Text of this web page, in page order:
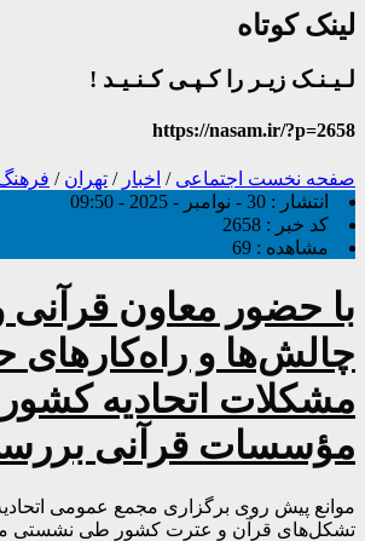
لینک کوتاه
لـیـنـک زیـر را کـپـی کـنـیـد !
https://nasam.ir/?p=2658
صفحه نخست اجتماعی / اخبار / تهران /
انتشار : 30 - نوامبر - 2025 - 09:50
کد خبر : 2658
مشاهده : 69
با حضور معاون قرآنی
چالش‌ها و راه‌کارهای
مشکلات اتحادیه
مؤسسات قرآنی
موانع پیش روی برگزاری مجمع عمومی
تشکل‌های قرآن و عترت کشور طی نشستی